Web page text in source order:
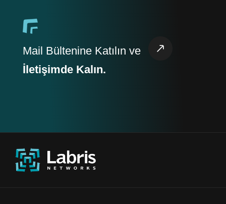
Mail Bültenine Katılın ve
İletişimde Kalın.